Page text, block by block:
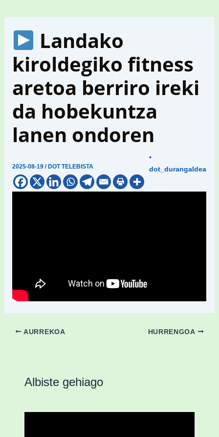
Landako
kiroldegiko fitness
aretoa berriro ireki
da hobekuntza
lanen ondoren
2025-08-19/ DOT TELEBISTA
•
dot_durangaldea
AURREKOA HURRENGOA
Albiste gehiago